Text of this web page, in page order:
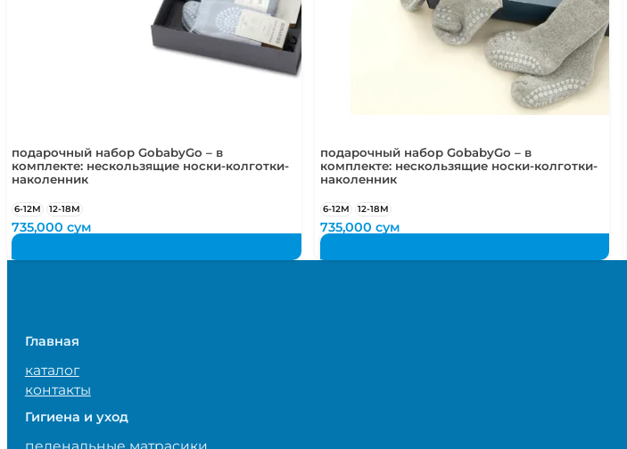
подарочный набор GobabyGo – в
комплекте: нескользящие носки-колготки-
наколенник
6-12М 12-18М
735,000сум
подарочный набор GobabyGo – в
комплекте: нескользящие носки-колготки-
наколенник
6-12М 12-18М
735,000 сум
Главная
каталог
контакты
Гигиена и уход